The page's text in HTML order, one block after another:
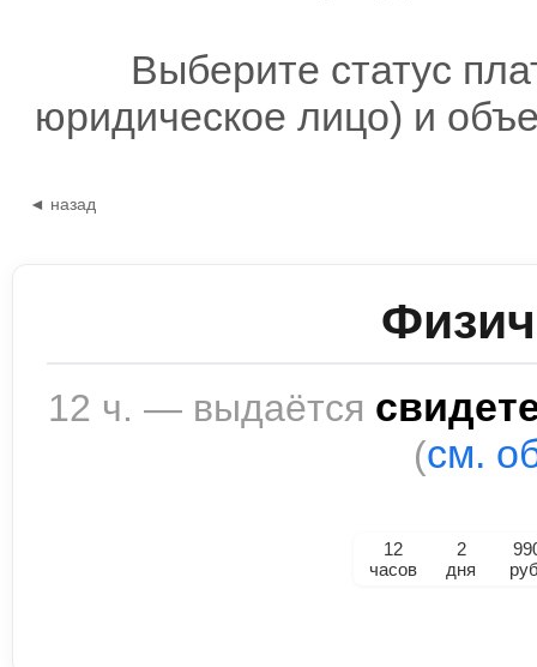
Выберите статус
юридическое лицо) и
◄ назад
12 ч. — выдаётся
(см.
12
часов
2
дня